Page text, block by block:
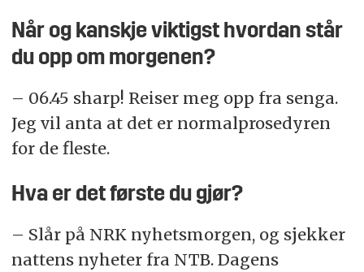
Når og kanskje viktigst hvordan står
du opp om morgenen?
– 06.45 sharp! Reiser meg opp fra senga.
Jeg vil anta at det er normalprosedyren
for de fleste.
Hva er det første du gjør?
– Slår på NRK nyhetsmorgen, og sjekker
nattens nyheter fra NTB. Dagens